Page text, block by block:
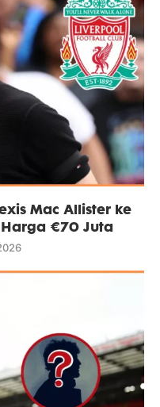
Mac Allister ke
€70 Juta